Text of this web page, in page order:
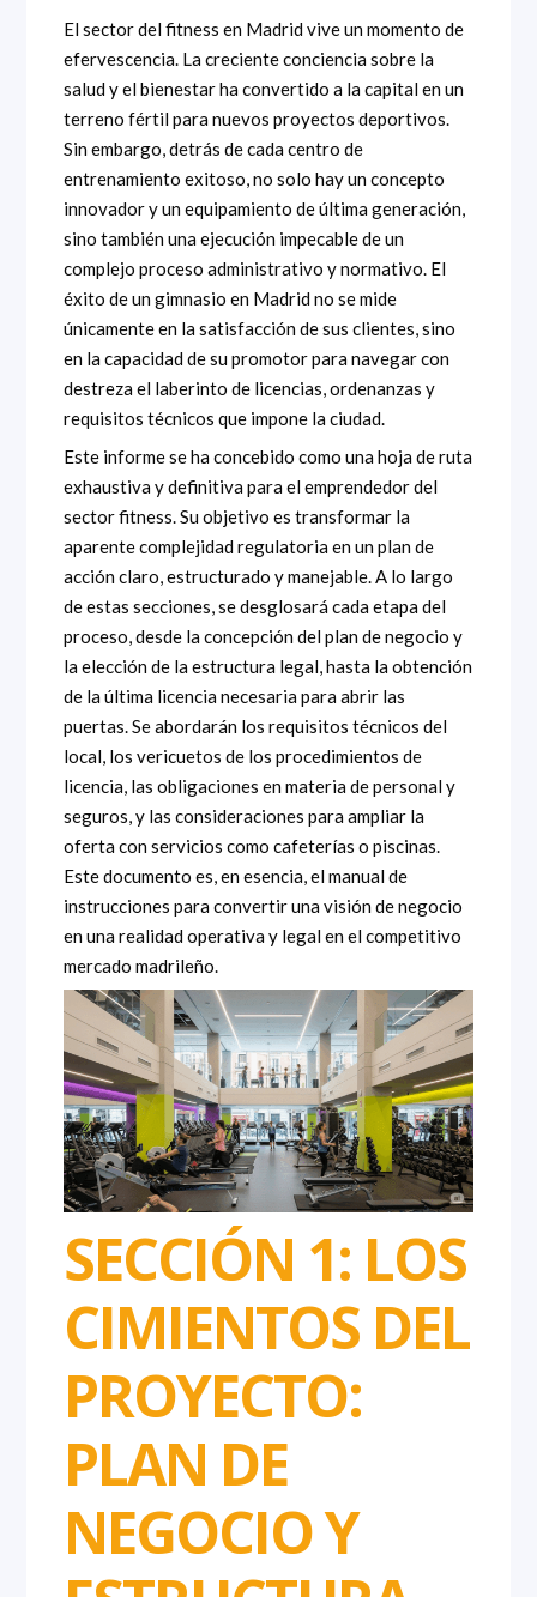
El sector del fitness en Madrid vive un momento de
efervescencia. La creciente conciencia sobre la
salud y el bienestar ha convertido a la capital en un
terreno fértil para nuevos proyectos deportivos.
Sin embargo, detrás de cada centro de
entrenamiento exitoso, no solo hay un concepto
innovador y un equipamiento de última generación,
sino también una ejecución impecable de un
complejo proceso administrativo y normativo. El
éxito de un gimnasio en Madrid no se mide
únicamente en la satisfacción de sus clientes, sino
en la capacidad de su promotor para navegar con
destreza el laberinto de licencias, ordenanzas y
requisitos técnicos que impone la ciudad.
Este informe se ha concebido como una hoja de ruta
exhaustiva y definitiva para el emprendedor del
sector fitness. Su objetivo es transformar la
aparente complejidad regulatoria en un plan de
acción claro, estructurado y manejable. A lo largo
de estas secciones, se desglosará cada etapa del
proceso, desde la concepción del plan de negocio y
la elección de la estructura legal, hasta la obtención
de la última licencia necesaria para abrir las
puertas. Se abordarán los requisitos técnicos del
local, los vericuetos de los procedimientos de
licencia, las obligaciones en materia de personal y
seguros, y las consideraciones para ampliar la
oferta con servicios como cafeterías o piscinas.
Este documento es, en esencia, el manual de
instrucciones para convertir una visión de negocio
en una realidad operativa y legal en el competitivo
mercado madrileño.
SECCIÓN 1: LOS
CIMIENTOS DEL
PROYECTO:
PLAN DE
NEGOCIO Y